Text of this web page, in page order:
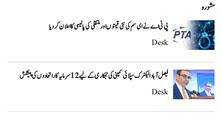
مشورہ
پی ٹی اے نے ای سم کی نئی قیمتوں اور منتقلی کی پالیسی کا اعلان کردیا
Desk
فیصل آباد الیکٹرک سپلائی کمپنی کی نجکاری کے لیے 12 سرمایہ کار اتحادوں کی پیشکش
Desk